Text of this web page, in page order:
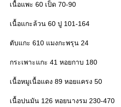
เนื้อแพะ 60 เป็ด 70-90
เนื้อแกะล้วน 60 ปู 101-164
ตับแกะ 610 แมงกะพรุน 24
กระเพาะแกะ 41 หอยกาบ 180
เนื้อหมูเนื้อแดง 89 หอยแครง 50
เนื้อปนมัน 126 หอยนางรม 230-470